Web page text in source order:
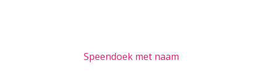
Speendoek met naam